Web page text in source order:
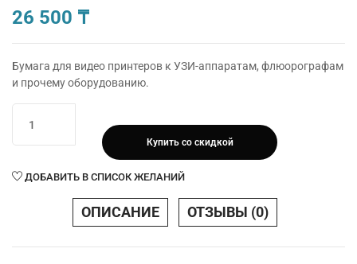
26 500 ₸
Бумага для видео принтеров к УЗИ-аппаратам, флюорографам
и прочему оборудованию.
товара
Бумага
Код
Купить со скидкой
ДОБАВИТЬ В СПИСОК ЖЕЛАНИЙ
ОПИСАНИЕ ОТЗЫВЫ (0)